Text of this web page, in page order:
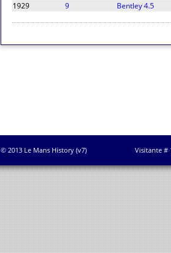
1929
9 Bentley 4.5
© 2013 Le Mans History (v7) Visitante #